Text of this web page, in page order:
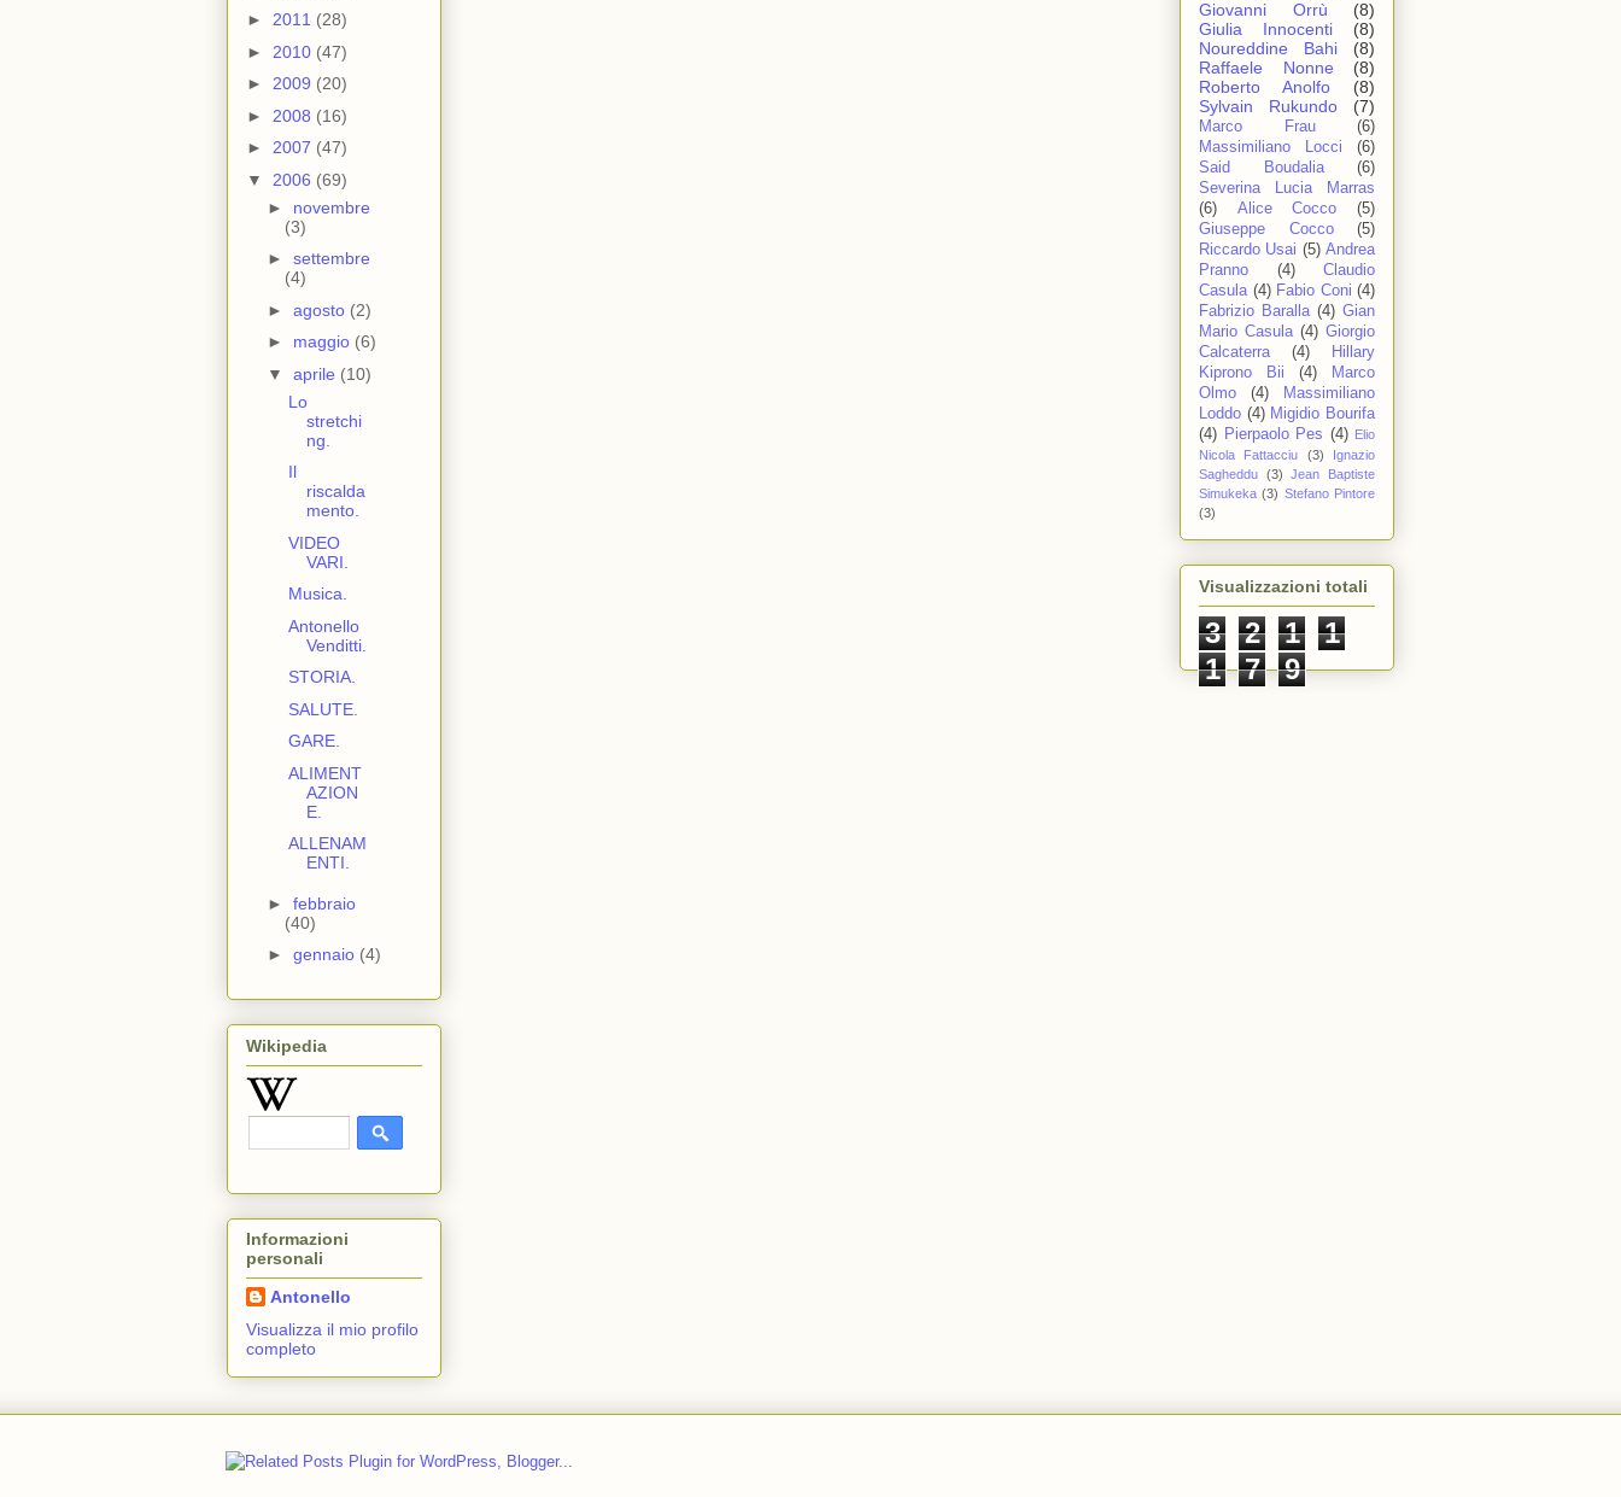
► 2011 (28)
► 2010 (47)
► 2009 (20)
► 2008 (16)
► 2007 (47)
▼ 2006 (69)
► novembre
(3)
► settembre
(4)
► agosto (2)
► maggio (6)
▼ aprile (10)
Lo
stretchi
ng.
Il
riscalda
mento.
VIDEO
VARI.
Musica.
Antonello
Venditti.
STORIA.
SALUTE.
GARE.
ALIMENT
AZION
E.
ALLENAM
ENTI.
► febbraio
(40)
► gennaio (4)
Wikipedia
Informazioni
personali
Antonello
Visualizza il mio profilo
completo
Giovanni Orrù
(8)
Giulia Innocenti
(8)
Noureddine Bahi
(8)
Raffaele Nonne
(8)
Roberto Anolfo
(8)
Sylvain Rukundo
(7)
Marco Frau
(6)
Massimiliano Locci
(6)
Said Boudalia
(6)
Severina Lucia Marras
(6)
Alice Cocco
(5)
Giuseppe Cocco
(5)
Riccardo Usai (5) Andrea
Pranno
(4)
Claudio
Casula (4) Fabio Coni (4)
Fabrizio Baralla (4) Gian
Mario Casula (4) Giorgio
Calcaterra
(4)
Hillary
Kiprono Bii
(4)
Marco
Olmo
(4)
Massimiliano
Loddo (4) Migidio Bourifa
(4) Pierpaolo Pes (4)
Elio
Nicola Fattacciu
(3)
Ignazio
Sagheddu (3)
Jean Baptiste
Simukeka (3) Stefano Pintore
(3)
Visualizzazioni totali
3 2 1
1
1
7 9